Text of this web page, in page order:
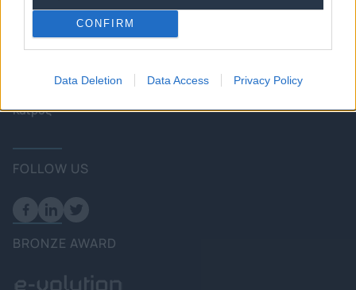
CONFIRM
Data Deletion Data Access Privacy Policy
Επικοινωνία
Πολιτική
Ενέργεια
Καιρός
FOLLOW US
BRONZE AWARD